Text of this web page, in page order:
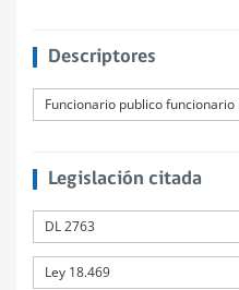
Descriptores
Legislación citada
DL 2763
Ley 18.469